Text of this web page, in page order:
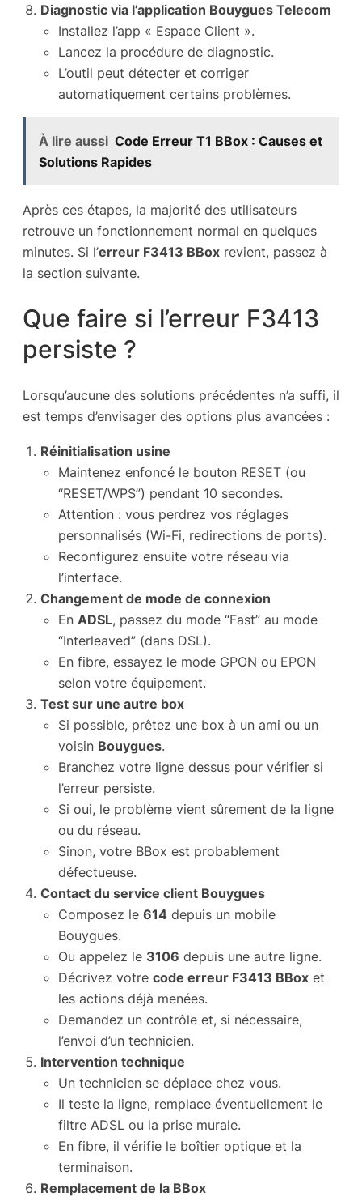
Diagnostic via l’application Bouygues Telecom
Installez l’app « Espace Client ».
Lancez la procédure de diagnostic.
L’outil peut détecter et corriger
automatiquement certains problèmes.
À lire aussi Code Erreur T1 BBox : Causes et
Solutions Rapides
Après ces étapes, la majorité des utilisateurs
retrouve un fonctionnement normal en quelques
minutes. Si l’erreur F3413 BBox revient, passez à
la section suivante.
Que faire si l’erreur F3413
persiste ?
Lorsqu’aucune des solutions précédentes n’a suffi, il
est temps d’envisager des options plus avancées :
Réinitialisation usine
Maintenez enfoncé le bouton RESET (ou
“RESET/WPS”) pendant 10 secondes.
Attention : vous perdrez vos réglages
personnalisés (Wi-Fi, redirections de ports).
Reconfigurez ensuite votre réseau via
l’interface.
Changement de mode de connexion
En ADSL, passez du mode “Fast” au mode
“Interleaved” (dans DSL).
En fibre, essayez le mode GPON ou EPON
selon votre équipement.
Test sur une autre box
Si possible, prêtez une box à un ami ou un
voisin Bouygues.
Branchez votre ligne dessus pour vérifier si
l’erreur persiste.
Si oui, le problème vient sûrement de la ligne
ou du réseau.
Sinon, votre BBox est probablement
défectueuse.
Contact du service client Bouygues
Composez le 614 depuis un mobile
Bouygues.
Ou appelez le 3106 depuis une autre ligne.
Décrivez votre code erreur F3413 BBox et
les actions déjà menées.
Demandez un contrôle et, si nécessaire,
l’envoi d’un technicien.
Intervention technique
Un technicien se déplace chez vous.
Il teste la ligne, remplace éventuellement le
filtre ADSL ou la prise murale.
En fibre, il vérifie le boîtier optique et la
terminaison.
Remplacement de la BBox